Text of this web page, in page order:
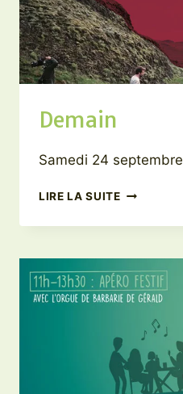
Demain
Samedi 24 septembre
LIRE LA SUITEDEMAIN